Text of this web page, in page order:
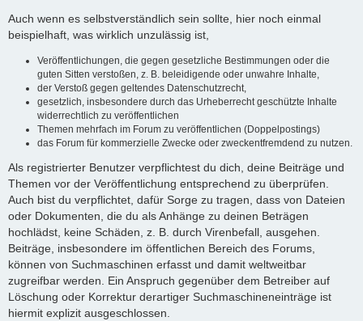
Auch wenn es selbstverständlich sein sollte, hier noch einmal
beispielhaft, was wirklich unzulässig ist,
Veröffentlichungen, die gegen gesetzliche Bestimmungen oder die
guten Sitten verstoßen, z. B. beleidigende oder unwahre Inhalte,
der Verstoß gegen geltendes Datenschutzrecht,
gesetzlich, insbesondere durch das Urheberrecht geschützte Inhalte
widerrechtlich zu veröffentlichen
Themen mehrfach im Forum zu veröffentlichen (Doppelpostings)
das Forum für kommerzielle Zwecke oder zweckentfremdend zu nutzen.
Als registrierter Benutzer verpflichtest du dich, deine Beiträge und
Themen vor der Veröffentlichung entsprechend zu überprüfen.
Auch bist du verpflichtet, dafür Sorge zu tragen, dass von Dateien
oder Dokumenten, die du als Anhänge zu deinen Beträgen
hochlädst, keine Schäden, z. B. durch Virenbefall, ausgehen.
Beiträge, insbesondere im öffentlichen Bereich des Forums,
können von Suchmaschinen erfasst und damit weltweitbar
zugreifbar werden. Ein Anspruch gegenüber dem Betreiber auf
Löschung oder Korrektur derartiger Suchmaschineneinträge ist
hiermit explizit ausgeschlossen.